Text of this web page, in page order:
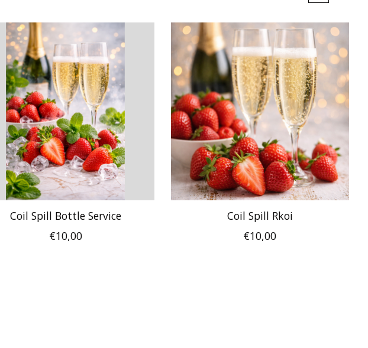
Coil Spill Bottle Service
€10,00
Coil Spill Rkoi
€10,00